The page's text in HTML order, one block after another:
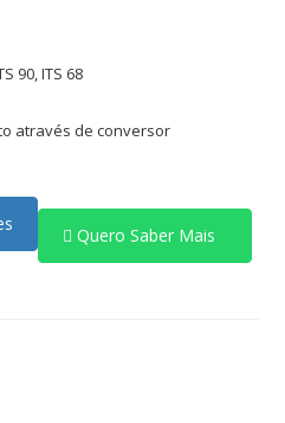
90, ITS 68
através de conversor
Quero Saber Mais